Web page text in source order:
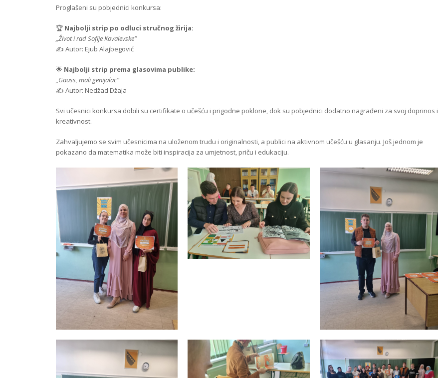
Proglašeni su pobjednici konkursa:
🏆 Najbolji strip po odluci stručnog žirija:
„Život i rad Sofije Kovalevske”
✍️ Autor: Ejub Alajbegović
🌟 Najbolji strip prema glasovima publike:
„Gauss, mali genijalac”
✍️ Autor: Nedžad Džaja
Svi učesnici konkursa dobili su certifikate o učešću i prigodne poklone, dok su pobjednici dodatno nagrađeni za svoj doprinos i
kreativnost.
Zahvaljujemo se svim učesnicima na uloženom trudu i originalnosti, a publici na aktivnom učešću u glasanju. Još jednom je
pokazano da matematika može biti inspiracija za umjetnost, priču i edukaciju.